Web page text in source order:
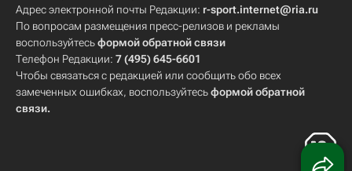
Адрес электронной почты Редакции: r-sport.internet@ria.ru
По вопросам размещения пресс-релизов и рекламы
воспользуйтесьформой обратной связи
Телефон Редакции: 7 (495) 645-6601
Чтобы связаться с редакцией или сообщить обо всех
замеченных ошибках, воспользуйтесьформой обратной
связи.